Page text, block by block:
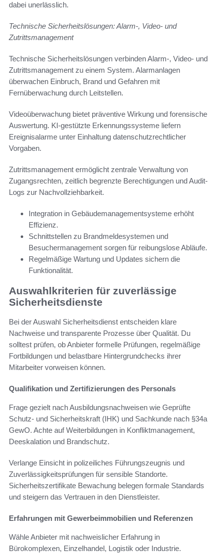
dabei unerlässlich.
Technische Sicherheitslösungen: Alarm-, Video- und
Zutrittsmanagement
Technische Sicherheitslösungen verbinden Alarm-, Video- und
Zutrittsmanagement zu einem System. Alarmanlagen
überwachen Einbruch, Brand und Gefahren mit
Fernüberwachung durch Leitstellen.
Videoüberwachung bietet präventive Wirkung und forensische
Auswertung. KI-gestützte Erkennungssysteme liefern
Ereignisalarme unter Einhaltung datenschutzrechtlicher
Vorgaben.
Zutrittsmanagement ermöglicht zentrale Verwaltung von
Zugangsrechten, zeitlich begrenzte Berechtigungen und Audit-
Logs zur Nachvollziehbarkeit.
Integration in Gebäudemanagementsysteme erhöht
Effizienz.
Schnittstellen zu Brandmeldesystemen und
Besuchermanagement sorgen für reibungslose Abläufe.
Regelmäßige Wartung und Updates sichern die
Funktionalität.
Auswahlkriterien für zuverlässige
Sicherheitsdienste
Bei der Auswahl Sicherheitsdienst entscheiden klare
Nachweise und transparente Prozesse über Qualität. Du
solltest prüfen, ob Anbieter formelle Prüfungen, regelmäßige
Fortbildungen und belastbare Hintergrundchecks ihrer
Mitarbeiter vorweisen können.
Qualifikation und Zertifizierungen des Personals
Frage gezielt nach Ausbildungsnachweisen wie Geprüfte
Schutz- und Sicherheitskraft (IHK) und Sachkunde nach §34a
GewO. Achte auf Weiterbildungen in Konfliktmanagement,
Deeskalation und Brandschutz.
Verlange Einsicht in polizeiliches Führungszeugnis und
Zuverlässigkeitsprüfungen für sensible Standorte.
Sicherheitszertifikate Bewachung belegen formale Standards
und steigern das Vertrauen in den Dienstleister.
Erfahrungen mit Gewerbeimmobilien und Referenzen
Wähle Anbieter mit nachweislicher Erfahrung in
Bürokomplexen, Einzelhandel, Logistik oder Industrie.